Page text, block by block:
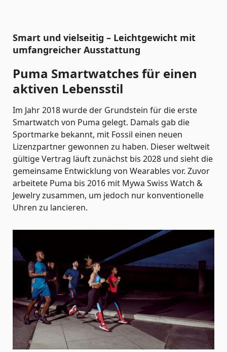
Smart und vielseitig – Leichtgewicht mit
umfangreicher Ausstattung
Puma Smartwatches für einen
aktiven Lebensstil
Im Jahr 2018 wurde der Grundstein für die erste
Smartwatch von Puma gelegt. Damals gab die
Sportmarke bekannt, mit Fossil einen neuen
Lizenzpartner gewonnen zu haben. Dieser weltweit
gültige Vertrag läuft zunächst bis 2028 und sieht die
gemeinsame Entwicklung von Wearables vor. Zuvor
arbeitete Puma bis 2016 mit Mywa Swiss Watch &
Jewelry zusammen, um jedoch nur konventionelle
Uhren zu lancieren.